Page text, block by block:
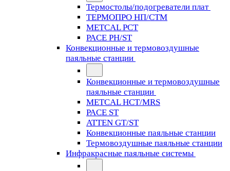
Термостолы/подогреватели плат
ТЕРМОПРО НП/СТМ
METCAL PCT
PACE PH/ST
Конвекционные и термовоздушные
паяльные станции
Конвекционные и термовоздушные
паяльные станции
METCAL HCT/MRS
PACE ST
ATTEN GT/ST
Конвекционные паяльные станции
Термовоздушные паяльные станции
Инфракрасные паяльные системы